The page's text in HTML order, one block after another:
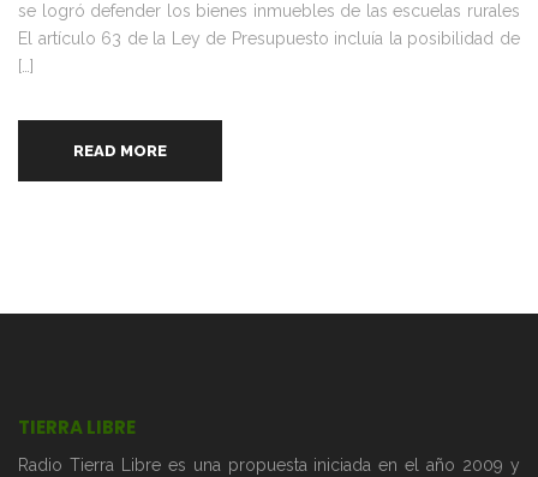
se logró defender los bienes inmuebles de las escuelas rurales
El artículo 63 de la Ley de Presupuesto incluía la posibilidad de
[…]
READ MORE
TIERRA LIBRE
Radio Tierra Libre es una propuesta iniciada en el año 2009 y